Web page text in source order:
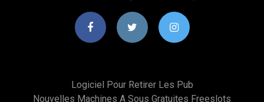
Logiciel Pour Retirer Les Pub
Nouvelles Machines A Sous Gratuites Freeslots